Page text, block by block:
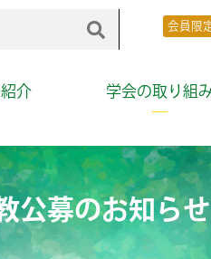
会員限
介 学会の取り組
募のお知ら